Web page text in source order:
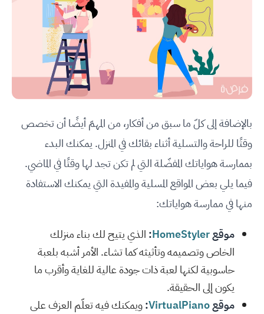
بالإضافة إلى كلّ ما سبق من أفكار، من المهمّ أيضًا أن تخصص
وقتًا للراحة والتسلية أثناء بقائك في المنزل. يمكنك البدء
بممارسة هواياتك المفضّلة التي لم تكن تجد لها وقتًا في الماضي.
فيما يلي بعض المواقع المسلية والمفيدة التي يمكنك الاستفادة
منها في ممارسة هواياتك:
موقعHomeStyler
: الذي يتيح لك بناء منزلك
الخاص وتصميمه وتأثيثه كما تشاء. الأمر أشبه بلعبة
حاسوبية لكنها لعبة ذات جودة عالية للغاية وأقرب ما
يكون إلى الحقيقة.
موقعVirtualPiano
:ويمكنك فيه تعلّم العزف على